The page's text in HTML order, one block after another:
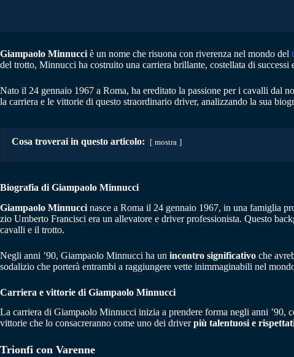
Giampaolo Minnucci è un nome che risuona con riverenza nel mondo del
del trotto, Minnucci ha costruito una carriera brillante, costellata di
Nato il 24 gennaio 1967 a Roma, ha ereditato la passione per i cavalli dal
la carriera e le vittorie di questo straordinario driver, analizzando la sua
Cosa troverai in questo articolo: mostra
Biografia di Giampaolo Minnucci
Giampaolo Minnucci nasce a Roma il 24 gennaio 1967, in una famiglia
zio Umberto Francisci era un allevatore e driver professionista. Questo
cavalli e il trotto.
Negli anni ’90, Giampaolo Minnucci ha un incontro significativo che
sodalizio che porterà entrambi a raggiungere vette inimmaginabili nel
Carriera e vittorie di Giampaolo Minnucci
La carriera di Giampaolo Minnucci inizia a prendere forma negli anni ’90,
vittorie che lo consacreranno come uno dei driverpiù talentuosi e
Trionfi con Varenne